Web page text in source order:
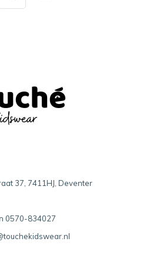
37, 7411HJ, Deventer
0570-834027